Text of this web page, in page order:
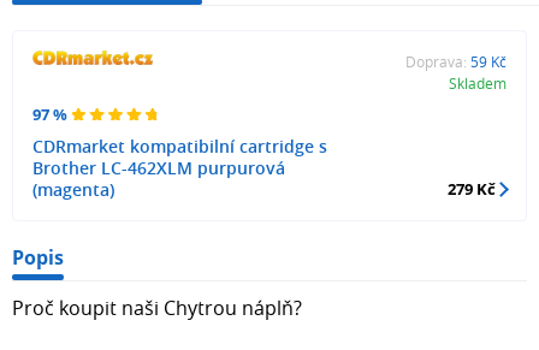
97 %
CDRmarket kompatibilní cartridge s
Brother LC-462XLM purpurová
(magenta)
Doprava: 59 Kč
Skladem
279 Kč
Popis
Proč koupit naši Chytrou náplň?